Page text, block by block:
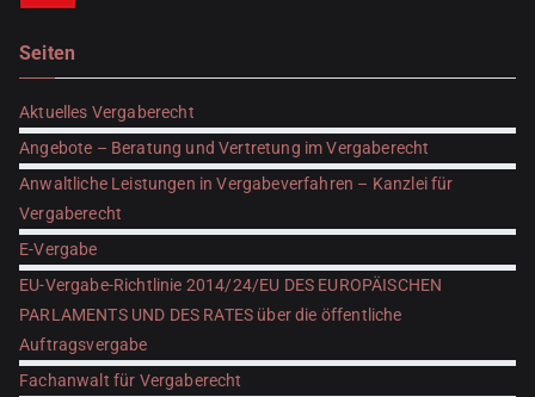
Seiten
Aktuelles Vergaberecht
Angebote – Beratung und Vertretung im Vergaberecht
Anwaltliche Leistungen in Vergabeverfahren – Kanzlei für
Vergaberecht
E-Vergabe
EU-Vergabe-Richtlinie 2014/24/EU DES EUROPÄISCHEN
PARLAMENTS UND DES RATES über die öffentliche
Auftragsvergabe
Fachanwalt für Vergaberecht